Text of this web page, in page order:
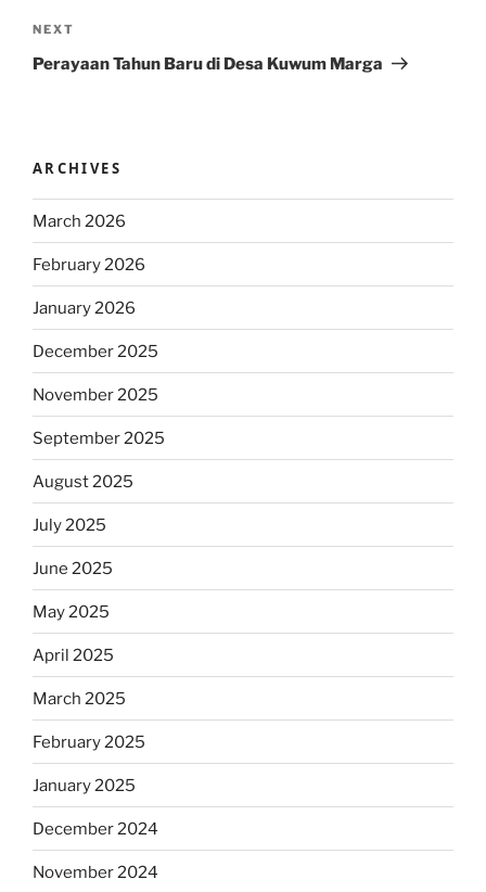
Next
Post
NEXT
Perayaan Tahun Baru di Desa Kuwum Marga
ARCHIVES
March 2026
February 2026
January 2026
December 2025
November 2025
September 2025
August 2025
July 2025
June 2025
May 2025
April 2025
March 2025
February 2025
January 2025
December 2024
November 2024